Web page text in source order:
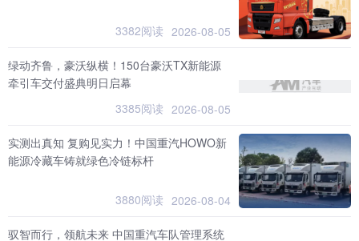
3382阅读 2026-08-05
绿动齐鲁，豪沃纵横！150台豪沃TX新能源
牵引车交付盛典明日启幕
3385阅读 2026-08-05
实测出真知 复购见实力！中国重汽HOWO新
能源冷藏车铸就绿色冷链标杆
3880阅读 2026-08-04
驭智而行，领航未来 中国重汽车队管理系统